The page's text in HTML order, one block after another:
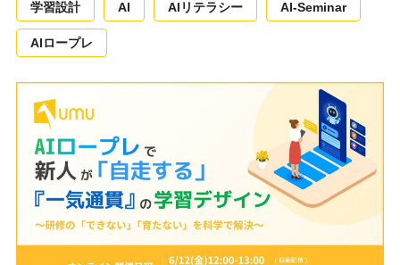
学習設計 AI AIリテラシー AI-Seminar
AIロープレ